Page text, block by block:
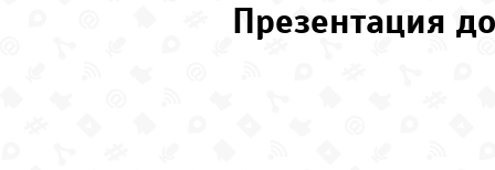
Презентация